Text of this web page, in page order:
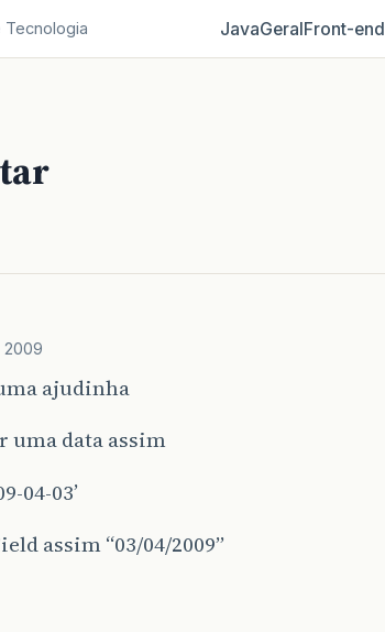
JavaGeralFront‑end
2009
ajudinha
uma data assim
04-03’
assim “03/04/2009”